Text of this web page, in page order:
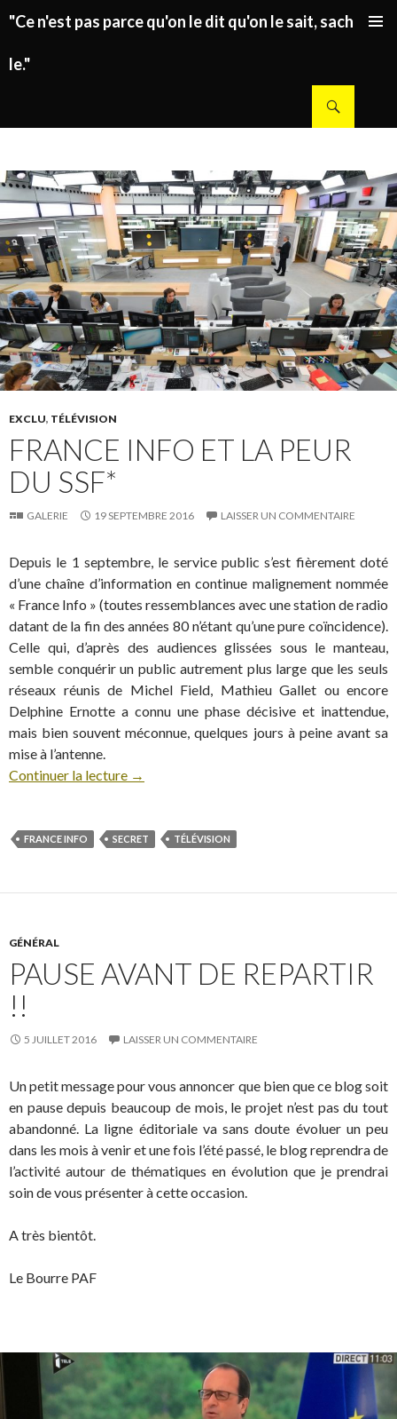
"Ce n'est pas parce qu'on le dit qu'on le sait, sachez
le."
EXCLU, TÉLÉVISION
FRANCE INFO ET LA PEUR
DU SSF*
GALERIE 19 SEPTEMBRE 2016 LAISSER UN COMMENTAIRE
Depuis le 1 septembre, le service public s’est fièrement doté
d’une chaîne d’information en continue malignement nommée
« France Info » (toutes ressemblances avec une station de radio
datant de la fin des années 80 n’étant qu’une pure coïncidence).
Celle qui, d’après des audiences glissées sous le manteau,
semble conquérir un public autrement plus large que les seuls
réseaux réunis de Michel Field, Mathieu Gallet ou encore
Delphine Ernotte a connu une phase décisive et inattendue,
mais bien souvent méconnue, quelques jours à peine avant sa
mise à l’antenne.
Continuer la lecture →
FRANCE INFO SECRET TÉLÉVISION
GÉNÉRAL
PAUSE AVANT DE REPARTIR
!!
5 JUILLET 2016 LAISSER UN COMMENTAIRE
Un petit message pour vous annoncer que bien que ce blog soit
en pause depuis beaucoup de mois, le projet n’est pas du tout
abandonné. La ligne éditoriale va sans doute évoluer un peu
dans les mois à venir et une fois l’été passé, le blog reprendra de
l’activité autour de thématiques en évolution que je prendrai
soin de vous présenter à cette occasion.
A très bientôt.
Le Bourre PAF